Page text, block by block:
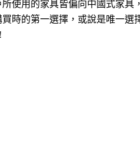
使用的家具皆偏向中國式家具
時的第一選擇，或說是唯一選